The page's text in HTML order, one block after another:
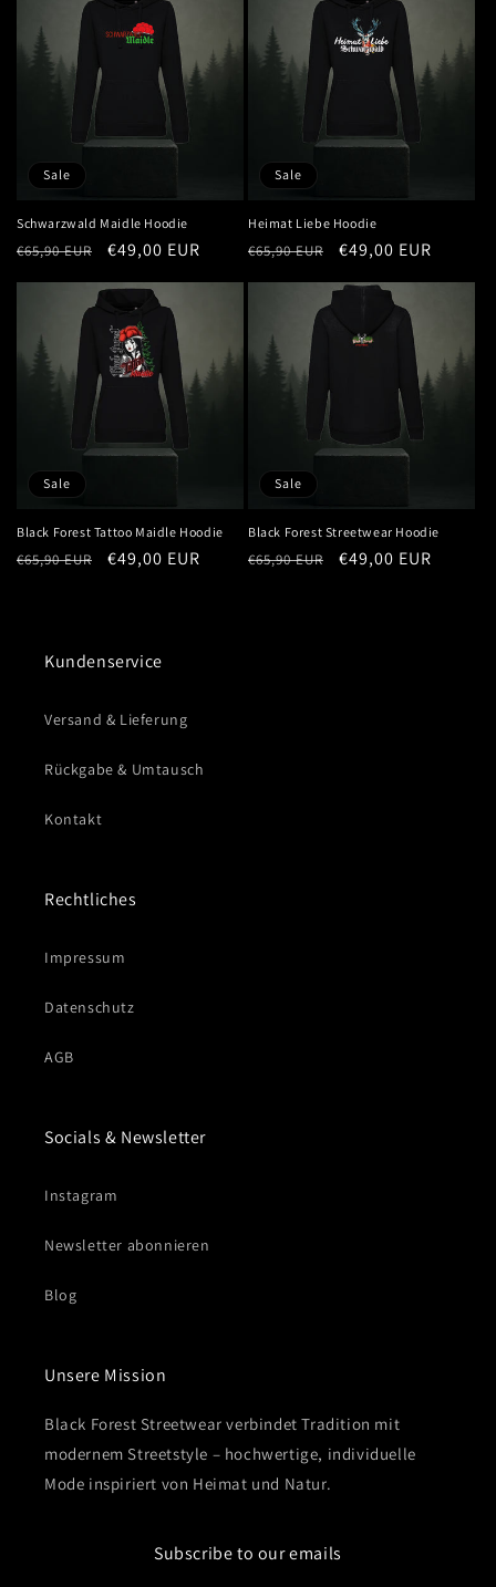
Sale
Schwarzwald Maidle Hoodie
Normaler
€65,90 EUR Verkaufspreis
€49,00 EUR
Sale
Heimat Liebe Hoodie
Normaler
€65,90 EUR Verkaufspreis
€49,00 EUR
Sale
Black Forest Tattoo Maidle Hoodie
Normaler
€65,90 EUR Verkaufspreis
€49,00 EUR
Sale
Black Forest Streetwear Hoodie
Normaler
€65,90 EUR Verkaufspreis
€49,00 EUR
Kundenservice
Versand & Lieferung
Rückgabe & Umtausch
Kontakt
Rechtliches
Impressum
Datenschutz
AGB
Socials & Newsletter
Instagram
Newsletter abonnieren
Blog
Unsere Mission
Black Forest Streetwear verbindet Tradition mit
modernem Streetstyle – hochwertige, individuelle
Mode inspiriert von Heimat und Natur.
Subscribe to our emails